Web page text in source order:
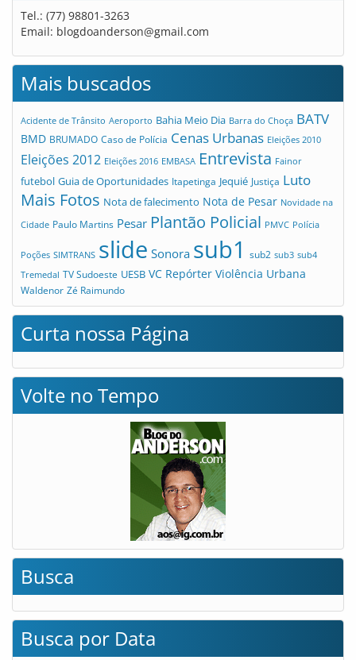
Tel.: (77) 98801-3263
Email: blogdoanderson@gmail.com
Mais buscados
Acidente de Trânsito Aeroporto Bahia Meio Dia Barra do Choça BATV
BMD BRUMADO Caso de Polícia Cenas Urbanas Eleições 2010
Eleições 2012 Eleições 2016 EMBASA Entrevista Fainor
futebol Guia de Oportunidades Itapetinga Jequié Justiça Luto
Mais Fotos Nota de falecimento Nota de Pesar Novidade na
Cidade Paulo Martins Pesar Plantão Policial PMVC Polícia
Poções SIMTRANS slide Sonora sub1 sub2 sub3 sub4
Tremedal TV Sudoeste UESB VC Repórter Violência Urbana
Waldenor Zé Raimundo
Curta nossa Página
Volte no Tempo
Busca
Busca por Data